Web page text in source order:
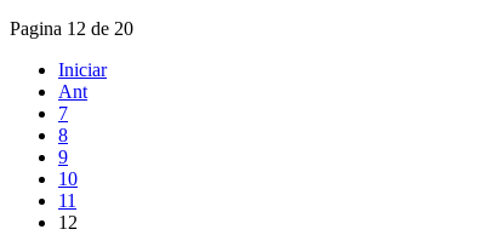
Pagina 12 de 20
Iniciar
Ant
7
8
9
10
11
12